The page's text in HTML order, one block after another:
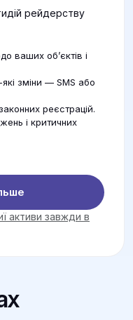
рейдерству
ваших об’єктів і
зміни — SMS або
реєстрацій.
і критичних
активи завжди в